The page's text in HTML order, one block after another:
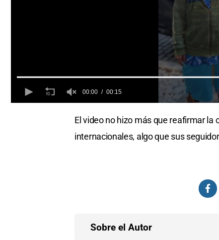
00:00 00:15
El video no hizo más que reafirmar
internacionales, algo que sus
Sobre el Autor